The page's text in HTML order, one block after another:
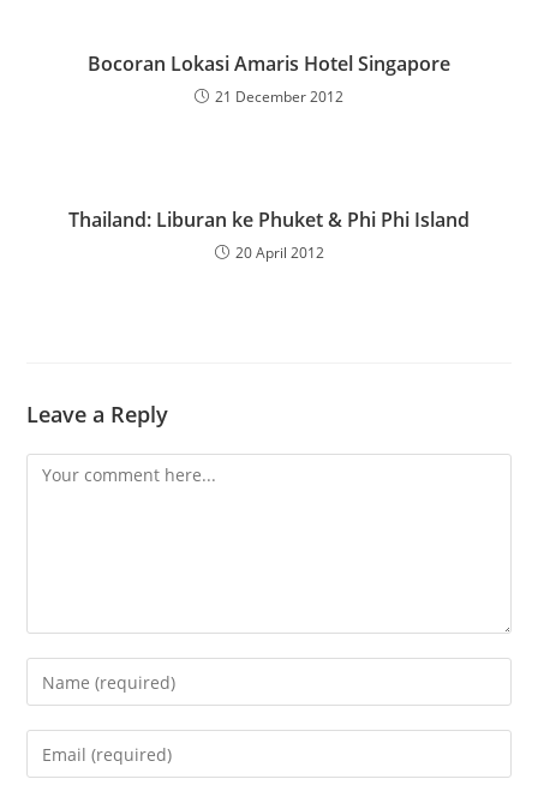
Bocoran Lokasi Amaris Hotel Singapore
21 December 2012
Thailand: Liburan ke Phuket & Phi Phi Island
20 April 2012
Leave a Reply
Comment
Enter
your
name
Enter
your